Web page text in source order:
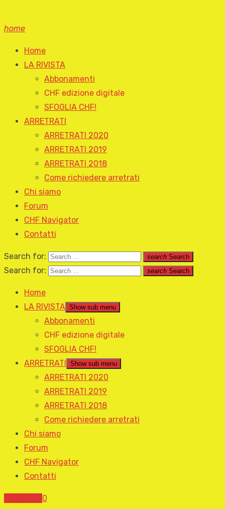
home
Home
LA RIVISTA
Abbonamenti
CHF edizione digitale
SFOGLIA CHF!
ARRETRATI
ARRETRATI 2020
ARRETRATI 2019
ARRETRATI 2018
Come richiedere arretrati
Chi siamo
Forum
CHF Navigator
Contatti
Search for: search Search
Search for: search Search
Home
LA RIVISTA Show sub menu
Abbonamenti
CHF edizione digitale
SFOGLIA CHF!
ARRETRATI
Show sub menu
ARRETRATI 2020
ARRETRATI 2019
ARRETRATI 2018
Come richiedere arretrati
Chi siamo
Forum
CHF Navigator
Contatti
0